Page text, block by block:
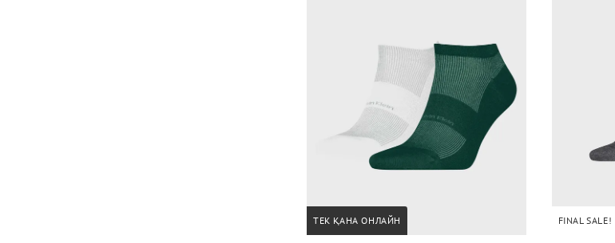
ТЕК ҚАНА ОНЛАЙН FINAL SALE!